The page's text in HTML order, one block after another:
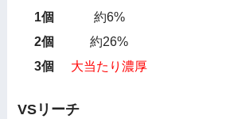
1個
約6%
2個
約26%
3個
大当たり濃厚
VSリーチ